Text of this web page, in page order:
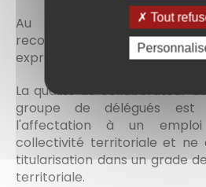
Au terme de cette
reconduction ne peut avoir
expresse et pour une durée
La qualité de collaborateur
groupe de délégués est
l'affectation à un
collectivité territoriale et ne
titularisation dans un grade
territoriale.
Tout